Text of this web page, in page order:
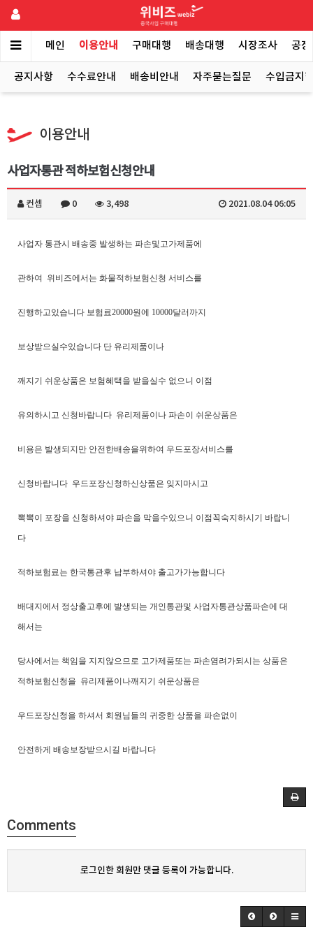
메인 이용안내 구매대행 배송대행 시장조사 공
공지사항 수수료안내 배송비안내 자주묻는질문 수입금지
이용안내
사업자통관 적하보험신청안내
컨셉 0 3,498 2021.08.04 06:05
사업자 통관시 배송중 발생하는 파손및고가제품에
관하여 위비즈에서는 화물적하보험신청 서비스를
진행하고있습니다 보험료20000원에 10000달러까지
보상받으실수있습니다 단 유리제품이나
깨지기 쉬운상품은 보험혜택을 받을실수 없으니 이점
유의하시고 신청바랍니다 유리제품이나 파손이 쉬운상품은
비용은 발생되지만 안전한배송을위하여 우드포장서비스를
신청바랍니다 우드포장신청하신상품은 잊지마시고
뽁뽁이 포장을 신청하셔야 파손을 막을수있으니 이점꼭숙지하시기 바랍니
다
적하보험료는 한국통관후 납부하셔야 출고가가능합니다
배대지에서 정상출고후에 발생되는 개인통관및 사업자통관상품파손에 대
해서는
당사에서는 책임을 지지않으므로 고가제품또는 파손염려가되시는 상품은
적하보험신청을 유리제품이나깨지기 쉬운상품은
우드포장신청을 하셔서 회원님들의 귀중한 상품을 파손없이
안전하게 배송보장받으시길 바랍니다
Comments
로그인한 회원만 댓글 등록이 가능합니다.